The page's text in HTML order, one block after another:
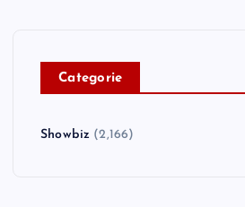
Categorie
Showbiz (2,166)